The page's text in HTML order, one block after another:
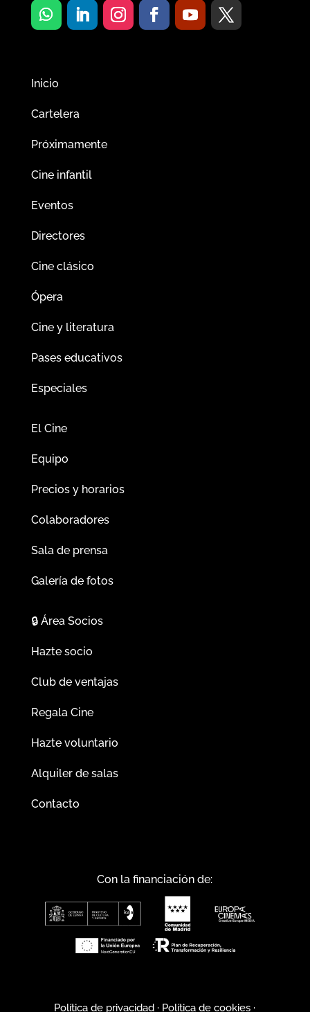
Inicio
Cartelera
Próximamente
Cine infantil
Eventos
Directores
Cine clásico
Ópera
Cine y literatura
Pases educativos
Especiales
El Cine
Equipo
Precios y horarios
Colaboradores
Sala de prensa
Galería de fotos
🔒Área Socios
Hazte socio
Club de ventajas
Regala Cine
Hazte voluntario
Alquiler de salas
Contacto
Con la financiación de:
Política de privacidad · Política de cookies ·